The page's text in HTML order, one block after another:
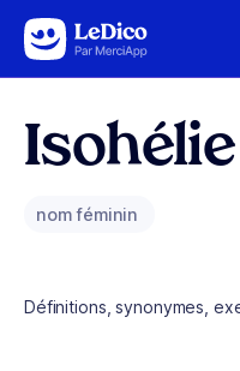
Aller au contenu
Isohélie
nom féminin
Définitions, synonymes,